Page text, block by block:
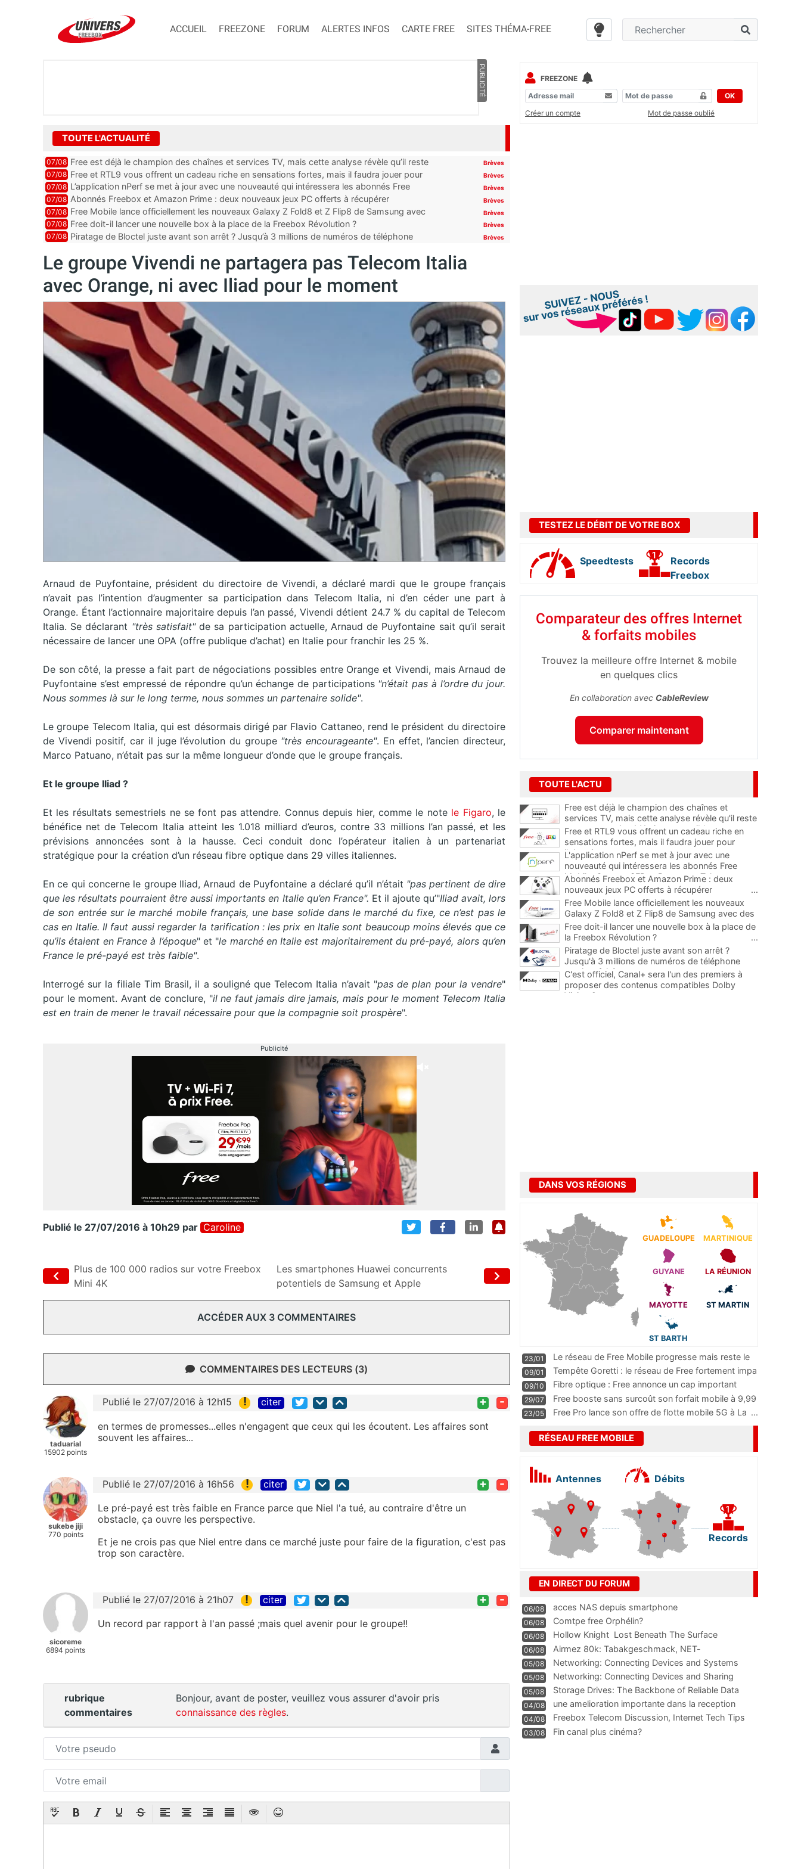
ACCUEIL FREEZONE FORUM ALERTES INFOS CARTE FREE SITES THÉMA-FREE
PUBLICITÉ
TOUTE L'ACTUALITÉ
07/08 Free est déjà le champion des chaînes et services TV, mais cette analyse révèle qu’il reste
encore au moin...
Brèves
07/08 Free et RTL9 vous offrent un cadeau riche en sensations fortes, mais il faudra jouer pour
l’obtenir
Brèves
07/08 L’application nPerf se met à jour avec une nouveauté qui intéressera les abonnés Free
Mobile, Orange, SFR ...
Brèves
07/08 Abonnés Freebox et Amazon Prime : deux nouveaux jeux PC offerts à récupérer Brèves
07/08 Free Mobile lance officiellement les nouveaux Galaxy Z Fold8 et Z Flip8 de Samsung avec
des promos et des cadeaux
Brèves
07/08 Free doit-il lancer une nouvelle box à la place de la Freebox Révolution ? Brèves
07/08 Piratage de Bloctel juste avant son arrêt ? Jusqu’à 3 millions de numéros de téléphone
Brèves
Le groupe Vivendi ne partagera pas Telecom Italia
avec Orange, ni avec Iliad pour le moment
Arnaud de Puyfontaine, président du directoire de Vivendi, a déclaré mardi que le groupe français
n’avait pas l’intention d’augmenter sa participation dans Telecom Italia, ni d’en céder une part à
Orange. Étant l’actionnaire majoritaire depuis l’an passé, Vivendi détient 24.7 % du capital de Telecom
Italia. Se déclarant "très satisfait"de sa participation actuelle, Arnaud de Puyfontaine sait qu’il serait
nécessaire de lancer une OPA (offre publique d’achat) en Italie pour franchir les 25 %.
De son côté, la presse a fait part de négociations possibles entre Orange et Vivendi, mais Arnaud de
Puyfontaine s’est empressé de répondre qu’un échange de participations "n’était pas à l’ordre du jour.
Nous sommes là sur le long terme, nous sommes un partenaire solide".
Le groupe Telecom Italia, qui est désormais dirigé par Flavio Cattaneo, rend le président du directoire
de Vivendi positif, car il juge l’évolution du groupe "très encourageante". En effet, l’ancien directeur,
Marco Patuano, n’était pas sur la même longueur d’onde que le groupe français.
Et le groupe Iliad ?
Et les résultats semestriels ne se font pas attendre. Connus depuis hier, comme le note le Figaro, le
bénéfice net de Telecom Italia atteint les 1.018 milliard d’euros, contre 33 millions l’an passé, et les
prévisions annoncées sont à la hausse. Ceci conduit donc l’opérateur italien à un partenariat
stratégique pour la création d’un réseau fibre optique dans 29 villes italiennes.
En ce qui concerne le groupe Iliad, Arnaud de Puyfontaine a déclaré qu’il n’était "pas pertinent de dire
que les résultats pourraient être aussi importants en Italie qu’en France". Et il ajoute qu’"Iliad avait, lors
de son entrée sur le marché mobile français, une base solide dans le marché du fixe, ce n’est pas le
cas en Italie. Il faut aussi regarder la tarification : les prix en Italie sont beaucoup moins élevés que ce
qu’ils étaient en France à l’époque" et "le marché en Italie est majoritairement du pré-payé, alors qu’en
France le pré-payé est très faible".
Interrogé sur la filiale Tim Brasil, il a souligné que Telecom Italia n’avait "pas de plan pour la vendre"
pour le moment. Avant de conclure, "il ne faut jamais dire jamais, mais pour le moment Telecom Italia
est en train de mener le travail nécessaire pour que la compagnie soit prospère".
Publicité
Publié le 27/07/2016 à 10h29 par Caroline
Plus de 100 000 radios sur votre Freebox
Mini 4K
Les smartphones Huawei concurrents
potentiels de Samsung et Apple
ACCÉDER AUX 3 COMMENTAIRES
COMMENTAIRES DES LECTEURS (3)
taduarial
15902 points
Publié le 27/07/2016 à 12h15 ! citer + -
en termes de promesses...elles n'engagent que ceux qui les écoutent. Les affaires sont
souvent les affaires...
sukebe jiji
770 points
Publié le 27/07/2016 à 16h56 ! citer + -
Le pré-payé est très faible en France parce que Niel l'a tué, au contraire d'être un
obstacle, ça ouvre les perspective.
Et je ne crois pas que Niel entre dans ce marché juste pour faire de la figuration, c'est pas
trop son caractère.
sicoreme
6894 points
Publié le 27/07/2016 à 21h07 ! citer + -
Un record par rapport à l'an passé ;mais quel avenir pour le groupe!!
rubrique
commentaires
Bonjour, avant de poster, veuillez vous assurer d'avoir pris
connaissance des règles.
FREEZONE
OK
Créer un compte
Mot de passe oublié
TESTEZ LE DÉBIT DE VOTRE BOX
Speedtests
Records
Freebox
Comparateur des offres Internet
& forfaits mobiles
Trouvez la meilleure offre Internet & mobile
en quelques clics
En collaboration avec CableReview
Comparer maintenant
TOUTE L'ACTU
Free est déjà le champion des chaînes et
services TV, mais cette analyse révèle qu'il reste
encore au moins 141 ajouts possibles
Free et RTL9 vous offrent un cadeau riche en
sensations fortes, mais il faudra jouer pour
l'obtenir
L'application nPerf se met à jour avec une
nouveauté qui intéressera les abonnés Free
Mobile, Orange, SFR et Bouygues Telecom
Abonnés Freebox et Amazon Prime : deux
nouveaux jeux PC offerts à récupérer
...
Free Mobile lance officiellement les nouveaux
Galaxy Z Fold8 et Z Flip8 de Samsung avec des
promos et des cadeaux
...
Free doit-il lancer une nouvelle box à la place de
la Freebox Révolution ?
...
Piratage de Bloctel juste avant son arrêt ?
Jusqu'à 3 millions de numéros de téléphone
auraient fuité
C'est officiel, Canal+ sera l'un des premiers à
proposer des contenus compatibles Dolby
Vision 2
DANS VOS RÉGIONS
GUADELOUPE MARTINIQUE
GUYANE LA RÉUNION
MAYOTTE ST MARTIN
ST BARTH
23/01
Le réseau de Free Mobile progresse mais reste le
m
...
09/01
Tempête Goretti : le réseau de Free fortement impa
09/10
Fibre optique : Free annonce un cap important
pass
...
29/07
Free booste sans surcoût son forfait mobile à 9,99
23/05 Free Pro lance son offre de flotte mobile 5G à La ...
RÉSEAU FREE MOBILE
Antennes Débits
Records
EN DIRECT DU FORUM
06/08 acces NAS depuis smartphone
06/08 Comtpe free Orphélin?
06/08 Hollow Knight  Lost Beneath The Surface
06/08
Airmez 80k: Tabakgeschmack, NET-
Technologie und Leistung im
05/08 Networking: Connecting Devices and Systems
05/08
Networking: Connecting Devices and Sharing
Information
05/08
Storage Drives: The Backbone of Reliable Data
Management
04/08
une amelioration importante dans la reception
WIFI
04/08
Freebox Telecom Discussion, Internet Tech Tips
Communi
03/08 Fin canal plus cinéma?